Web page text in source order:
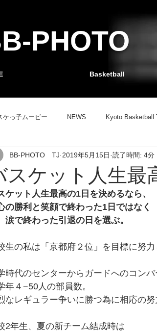
PHOTO
Basketball
ケっ子ムービー NEWS Kyoto Basketball
GAMEレポート TEAMレポート バスケ
スケット人生最
BB-PHOTO TJ 2019年5月15日 読了時間: 4分
ケット人生最高の1日を決めるなら、
の勝利と笑顔で終わった1日ではなく
涙で終わった引退の日を選ぶ。
生の私は「京都府２位」を目標に努力
時代のセンターからガードへのコンバ
年４−50人の部員数。
なレギュラー争いに勝つ為に相応の努
2年生、夏の新チーム結成時は